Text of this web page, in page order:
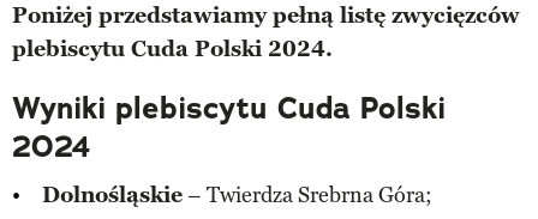
Poniżej przedstawiamy pełną listę zwycięzców
plebiscytu Cuda Polski 2024.
Wyniki plebiscytu Cuda Polski
2024
Dolnośląskie– Twierdza Srebrna Góra;